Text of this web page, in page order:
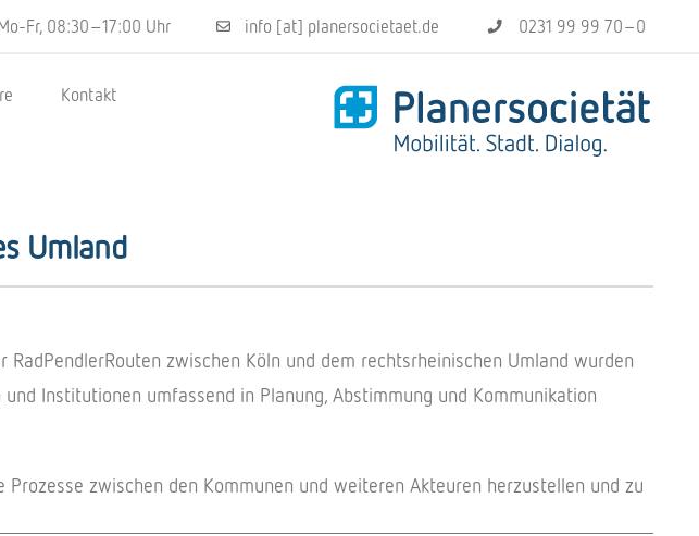
Fr, 08:30–17:00 Uhr info [at] planersocietaet.de 0231 99 99 70–0
Kontakt
Umland
zwischen Köln und dem rechtsrheinischen Umland wurden
Institutionen umfassend in Planung, Abstimmung und Kommunikation
zwischen den Kommunen und weiteren Akteuren herzustellen und zu